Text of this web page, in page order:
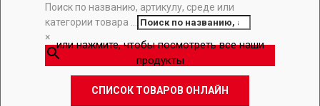
Поиск по названию, артикулу, среде или
категории товара ...
×
или нажмите, чтобы посмотреть все наши
продукты
СПИСОК ТОВАРОВ ОНЛАЙН